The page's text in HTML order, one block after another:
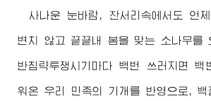
사나운 눈바람, 찬서리속에서도 언
변치 않고 끝끝내 봄을 맞는 소나무를
반침략투쟁시기마다 백번 쓰러지면
워온 우리 민족의 기개를 반영으로, 백